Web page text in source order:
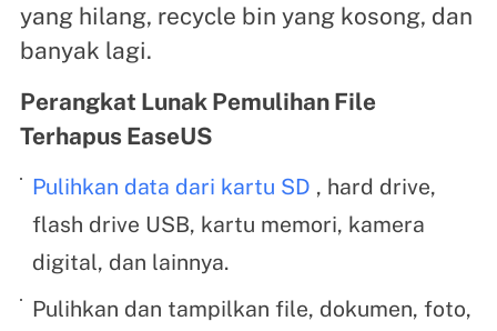
yang hilang, recycle bin yang kosong, dan
banyak lagi.
Perangkat Lunak Pemulihan File
Terhapus EaseUS
Pulihkan data dari kartu SD , hard drive,
flash drive USB, kartu memori, kamera
digital, dan lainnya.
Pulihkan dan tampilkan file, dokumen, foto,